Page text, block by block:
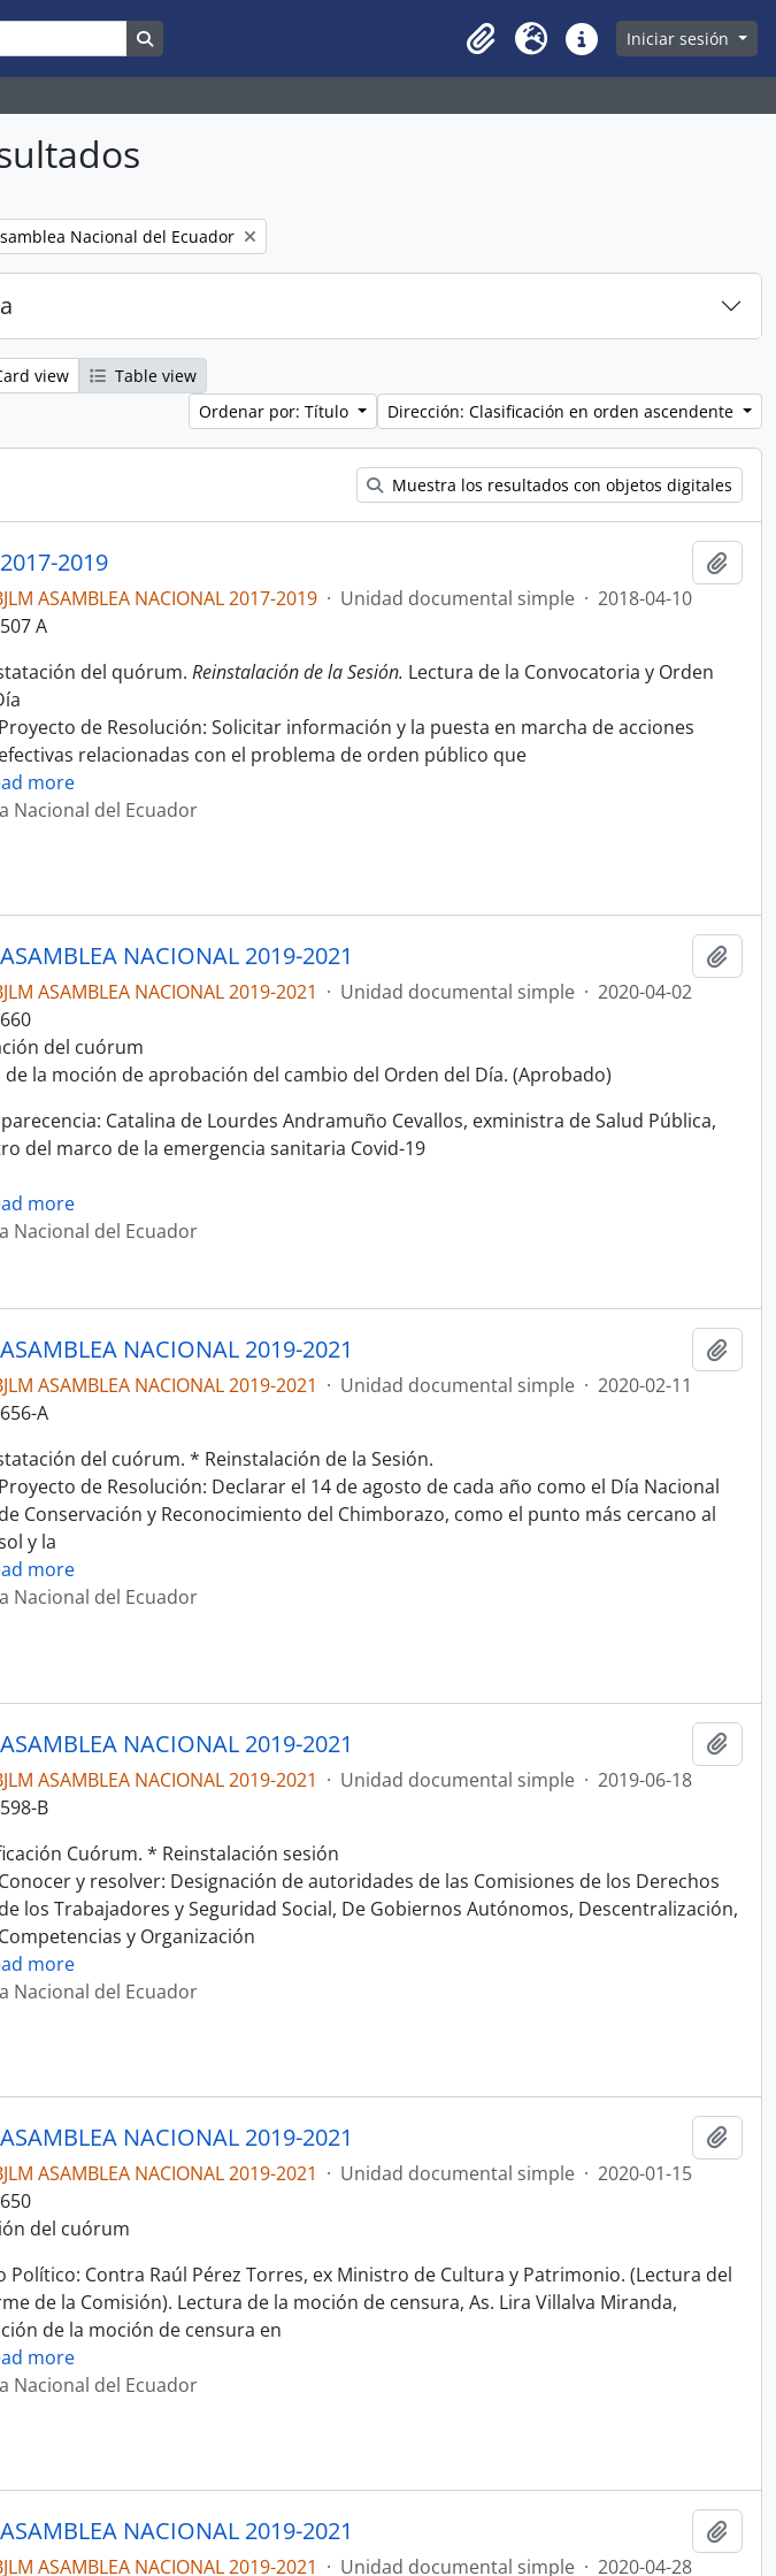
Clipboard
Idioma Enlaces rápidos
Iniciar sesión
filter:
Nacional del Ecuador
view
Table view
Ordenar por: Título
Dirección: Clasificación en orden ascendente
Muestra los resultados con objetos digitales
2019
ASAMBLEA NACIONAL 2017-2019 · Unidad documental simple · 2018-04-10
A
del quórum. Reinstalación de la Sesión. Lectura de la Convocatoria y Orden
Proyecto de Resolución: Solicitar información y la puesta en marcha de acciones
efectivas relacionadas con el problema de orden público que
more
Nacional del Ecuador
NACIONAL 2019-2021
ASAMBLEA NACIONAL 2019-2021 · Unidad documental simple · 2020-04-02
del cuórum
la moción de aprobación del cambio del Orden del Día. (Aprobado)
Catalina de Lourdes Andramuño Cevallos, exministra de Salud Pública,
del marco de la emergencia sanitaria Covid-19
more
Nacional del Ecuador
NACIONAL 2019-2021
ASAMBLEA NACIONAL 2019-2021 · Unidad documental simple · 2020-02-11
A
del cuórum. * Reinstalación de la Sesión.
Proyecto de Resolución: Declarar el 14 de agosto de cada año como el Día Nacional
de Conservación y Reconocimiento del Chimborazo, como el punto más cercano al
y la
more
Nacional del Ecuador
NACIONAL 2019-2021
ASAMBLEA NACIONAL 2019-2021 · Unidad documental simple · 2019-06-18
B
Cuórum. * Reinstalación sesión
Conocer y resolver: Designación de autoridades de las Comisiones de los Derechos
de los Trabajadores y Seguridad Social, De Gobiernos Autónomos, Descentralización,
Competencias y Organización
more
Nacional del Ecuador
NACIONAL 2019-2021
ASAMBLEA NACIONAL 2019-2021 · Unidad documental simple · 2020-01-15
del cuórum
Político: Contra Raúl Pérez Torres, ex Ministro de Cultura y Patrimonio. (Lectura del
de la Comisión). Lectura de la moción de censura, As. Lira Villalva Miranda,
de la moción de censura en
more
Nacional del Ecuador
NACIONAL 2019-2021
ASAMBLEA NACIONAL 2019-2021 · Unidad documental simple · 2020-04-28